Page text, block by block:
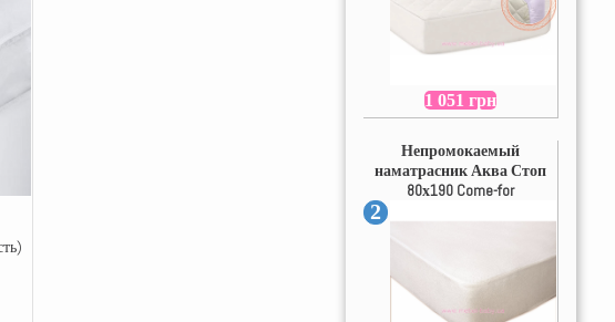
1 051 грн
Непромокаемый
наматрасник Аква Стоп
80х190 Come-for
2